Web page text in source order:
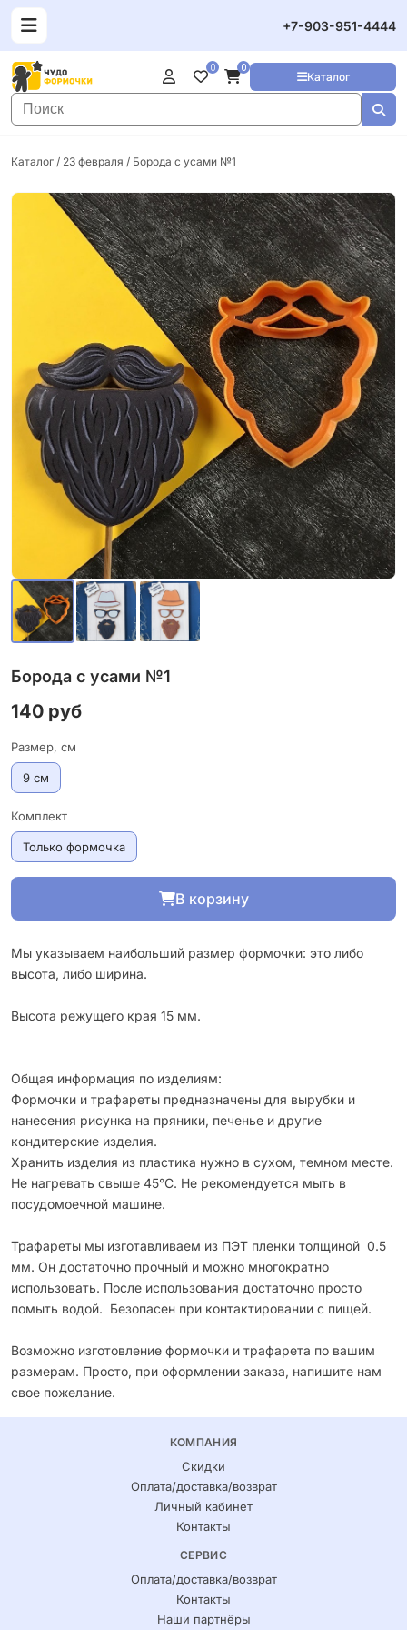
+7-903-951-4444
Каталог
0 0
Каталог / 23 февраля / Борода с усами №1
Борода с усами №1
140 руб
Размер, см
9 см
Комплект
Только формочка
В корзину
Мы указываем наибольший размер формочки: это либо
высота, либо ширина.
Высота режущего края 15 мм.
Общая информация по изделиям:
Формочки и трафареты предназначены для вырубки и
нанесения рисунка на пряники, печенье и другие
кондитерские изделия.
Хранить изделия из пластика нужно в сухом, темном месте.
Не нагревать свыше 45°С. Не рекомендуется мыть в
посудомоечной машине.
Трафареты мы изготавливаем из ПЭТ пленки толщиной 0.5
мм. Он достаточно прочный и можно многократно
использовать. После использования достаточно просто
помыть водой. Безопасен при контактировании с пищей.
Возможно изготовление формочки и трафарета по вашим
размерам. Просто, при оформлении заказа, напишите нам
свое пожелание.
КОМПАНИЯ
Скидки
Оплата/доставка/возврат
Личный кабинет
Контакты
СЕРВИС
Оплата/доставка/возврат
Контакты
Наши партнёры